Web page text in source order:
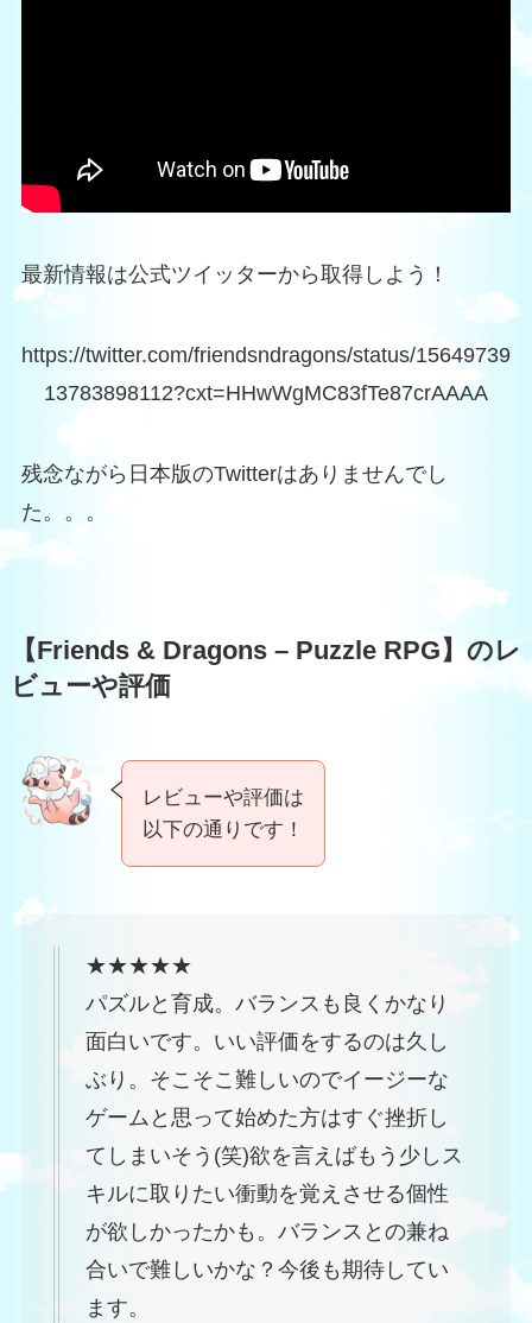
最新情報は公式ツイッターから取得しよう！
https://twitter.com/friendsndragons/status/15649739
13783898112?cxt=HHwWgMC83fTe87crAAAA
残念ながら日本版のTwitterはありませんでし
た。。。
【Friends & Dragons – Puzzle RPG】のレ
ビューや評価
レビューや評価は
以下の通りです！
★★★★★
パズルと育成。バランスも良くかなり
面白いです。いい評価をするのは久し
ぶり。そこそこ難しいのでイージーな
ゲームと思って始めた方はすぐ挫折し
てしまいそう(笑)欲を言えばもう少しス
キルに取りたい衝動を覚えさせる個性
が欲しかったかも。バランスとの兼ね
合いで難しいかな？今後も期待してい
ます。